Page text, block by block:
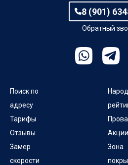
8 (901)
Обратный
Поиск по
адресу
Тарифы
Отзывы
Замер
скорости
Акции
Зона